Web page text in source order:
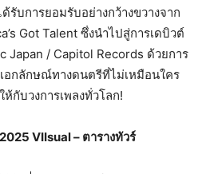
รับการยอมรับอย่างกว้างขวางจาก
Got Talent ซึ่งนำไปสู่การเดบิวต์
Japan / Capitol Records ด้วยการ
อกลักษณ์ทางดนตรีที่ไม่เหมือนใคร
กับวงการเพลงทั่วโลก!
VIIsual – ตารางทัวร์